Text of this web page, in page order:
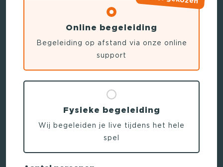
Online begeleiding
Begeleiding op afstand via onze online
support
Fysieke begeleiding
Wij begeleiden je live tijdens het hele
spel